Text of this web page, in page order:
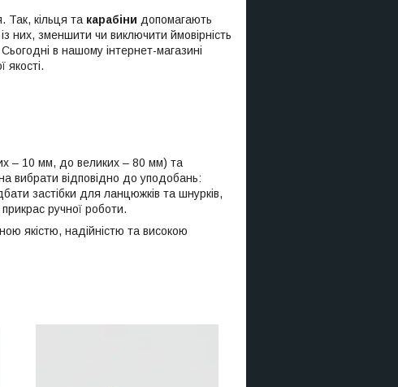
Так, кільця та карабіни допомагають
них, зменшити чи виключити ймовірність
в нашому інтернет-магазині
якості.
– 10 мм, до великих – 80 мм) та
вибрати відповідно до уподобань:
застібки для ланцюжків та шнурків,
прикрас ручної роботи.
якістю, надійністю та високою